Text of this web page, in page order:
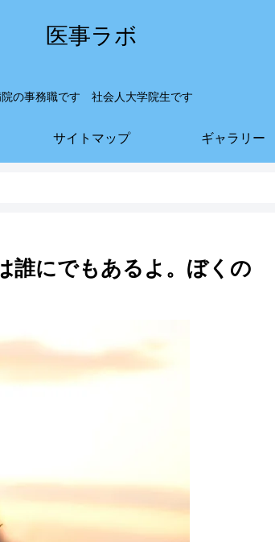
医事ラボ
の事務職です 社会人大学院生です
サイトマップ ギャラリー
誰にでもあるよ。ぼくの